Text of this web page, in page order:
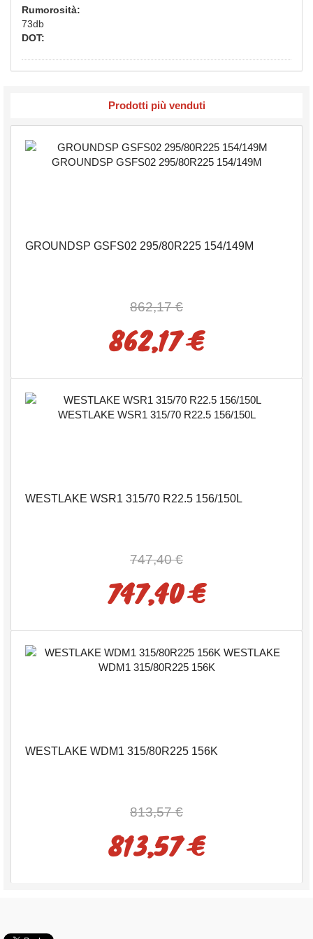
Rumorosità:
73db
DOT:
Prodotti più venduti
GROUNDSP GSFS02 295/80R225 154/149M
862,17 €
862,17 €
WESTLAKE WSR1 315/70 R22.5 156/150L
747,40 €
747,40 €
WESTLAKE WDM1 315/80R225 156K
813,57 €
813,57 €